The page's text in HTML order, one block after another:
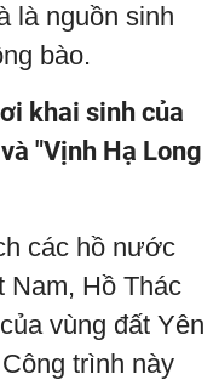
là nguồn sinh
bào.
khai sinh của
"Vịnh Hạ Long
các hồ nước
Nam, Hồ Thác
vùng đất Yên
trình này